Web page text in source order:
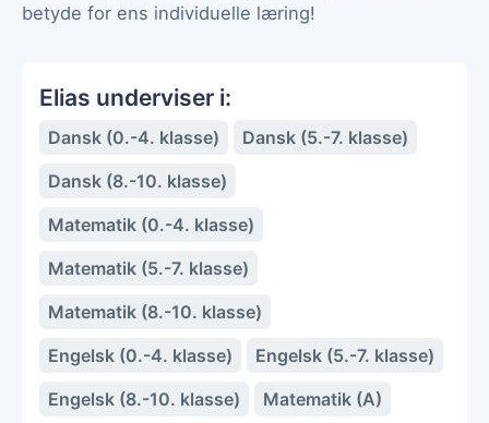
betyde for ens individuelle læring!
Elias underviser i:
Dansk (0.-4. klasse)
Dansk (5.-7. klasse)
Dansk (8.-10. klasse)
Matematik (0.-4. klasse)
Matematik (5.-7. klasse)
Matematik (8.-10. klasse)
Engelsk (0.-4. klasse)
Engelsk (5.-7. klasse)
Engelsk (8.-10. klasse)
Matematik (A)